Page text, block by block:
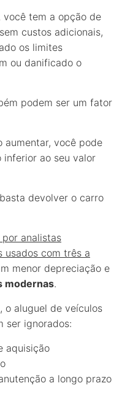
tem a opção de
custos adicionais,
os limites
ou danificado o
podem ser um fator
aumentar, você pode
ao seu valor
devolver o carro
analistas
usados com três a
menor depreciação e
modernas.
o aluguel de veículos
ser ignorados:
aquisição
a longo prazo